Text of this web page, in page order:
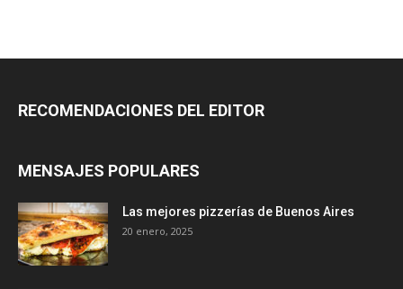
RECOMENDACIONES DEL EDITOR
MENSAJES POPULARES
Las mejores pizzerías de Buenos Aires
20 enero, 2025